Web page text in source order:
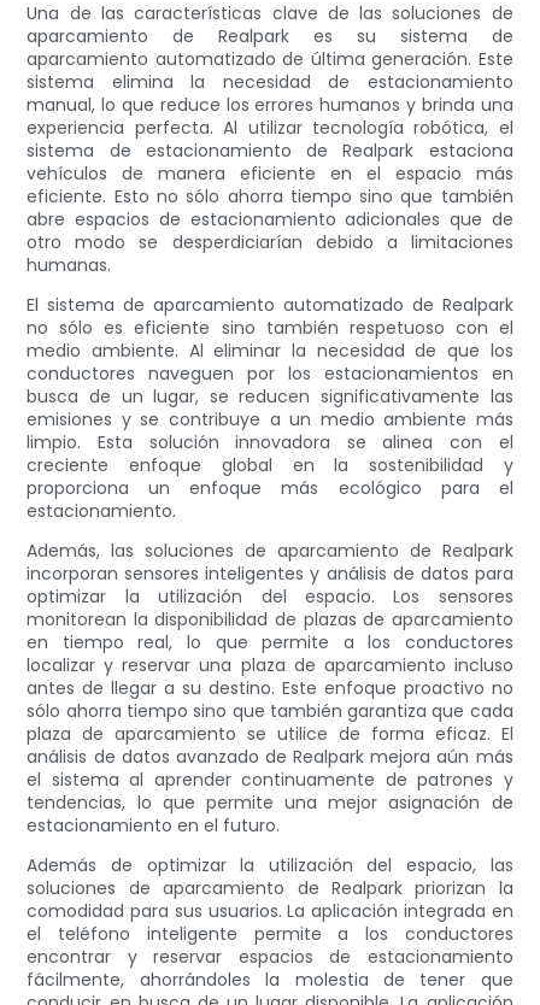
Una de las características clave de las soluciones de
aparcamiento de Realpark es su sistema de
aparcamiento automatizado de última generación. Este
sistema elimina la necesidad de estacionamiento
manual, lo que reduce los errores humanos y brinda una
experiencia perfecta. Al utilizar tecnología robótica, el
sistema de estacionamiento de Realpark estaciona
vehículos de manera eficiente en el espacio más
eficiente. Esto no sólo ahorra tiempo sino que también
abre espacios de estacionamiento adicionales que de
otro modo se desperdiciarían debido a limitaciones
humanas.
El sistema de aparcamiento automatizado de Realpark
no sólo es eficiente sino también respetuoso con el
medio ambiente. Al eliminar la necesidad de que los
conductores naveguen por los estacionamientos en
busca de un lugar, se reducen significativamente las
emisiones y se contribuye a un medio ambiente más
limpio. Esta solución innovadora se alinea con el
creciente enfoque global en la sostenibilidad y
proporciona un enfoque más ecológico para el
estacionamiento.
Además, las soluciones de aparcamiento de Realpark
incorporan sensores inteligentes y análisis de datos para
optimizar la utilización del espacio. Los sensores
monitorean la disponibilidad de plazas de aparcamiento
en tiempo real, lo que permite a los conductores
localizar y reservar una plaza de aparcamiento incluso
antes de llegar a su destino. Este enfoque proactivo no
sólo ahorra tiempo sino que también garantiza que cada
plaza de aparcamiento se utilice de forma eficaz. El
análisis de datos avanzado de Realpark mejora aún más
el sistema al aprender continuamente de patrones y
tendencias, lo que permite una mejor asignación de
estacionamiento en el futuro.
Además de optimizar la utilización del espacio, las
soluciones de aparcamiento de Realpark priorizan la
comodidad para sus usuarios. La aplicación integrada en
el teléfono inteligente permite a los conductores
encontrar y reservar espacios de estacionamiento
fácilmente, ahorrándoles la molestia de tener que